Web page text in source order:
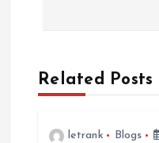
aRelated Posts
letrank Blogs